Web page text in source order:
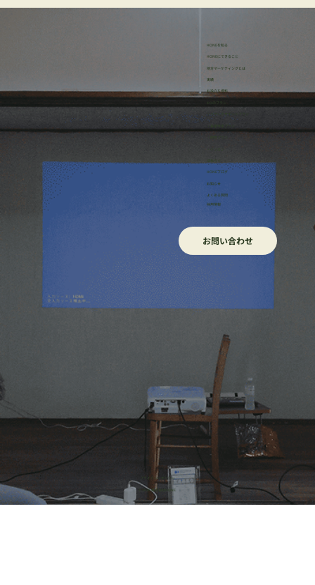
メンタルアベイラビリティ・フィジカル
アベイラビリティを最大化するオケージ
HONEを知る
HONEにできること
地方マーケティングとは
実績
お役立ち資料
・リサーチサポートプラン
・事業伴走プラン
ほねろぐ
HONEブログ
​お知らせ
よくある質問
採用情報
お問い合わせ
​プライバシーポリシー
© 2026 株式会社HONE